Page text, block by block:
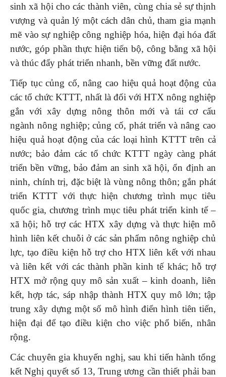
sinh xã hội cho các thành viên, cùng chia sẻ sự thịnh
vượng và quản lý một cách dân chủ, tham gia mạnh
mẽ vào sự nghiệp công nghiệp hóa, hiện đại hóa đất
nước, góp phần thực hiện tiến bộ, công bằng xã hội
và thúc đẩy phát triển nhanh, bền vững đất nước.
Tiếp tục củng cố, nâng cao hiệu quả hoạt động của
các tổ chức KTTT, nhất là đối với HTX nông nghiệp
gắn với xây dựng nông thôn mới và tái cơ cấu
ngành nông nghiệp; củng cố, phát triển và nâng cao
hiệu quả hoạt động của các loại hình KTTT trên cả
nước; bảo đảm các tổ chức KTTT ngày càng phát
triển bền vững, bảo đảm an sinh xã hội, ổn định an
ninh, chính trị, đặc biệt là vùng nông thôn; gắn phát
triển KTTT với thực hiện chương trình mục tiêu
quốc gia, chương trình mục tiêu phát triển kinh tế –
xã hội; hỗ trợ các HTX xây dựng và thực hiện mô
hình liên kết chuỗi ở các sản phẩm nông nghiệp chủ
lực, tạo điều kiện hỗ trợ cho HTX liên kết với nhau
và liên kết với các thành phần kinh tế khác; hỗ trợ
HTX mở rộng quy mô sản xuất – kinh doanh, liên
kết, hợp tác, sáp nhập thành HTX quy mô lớn; tập
trung xây dựng một số mô hình điển hình tiên tiến,
hiện đại để tạo điều kiện cho việc phổ biến, nhân
rộng.
Các chuyên gia khuyến nghị, sau khi tiến hành tổng
kết Nghị quyết số 13, Trung ương cần thiết phải ban